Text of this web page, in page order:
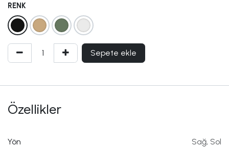
RENK
Sepete ekle
Özellikler
Yön Sağ, Sol